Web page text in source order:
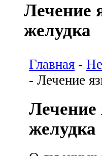
Лечение
желудка
Главная -
- Лечение
Лечение
желудка